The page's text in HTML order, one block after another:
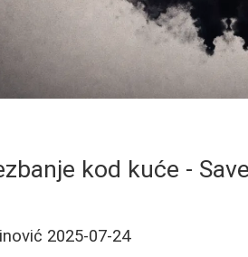
kod kuće -
2025-07-24